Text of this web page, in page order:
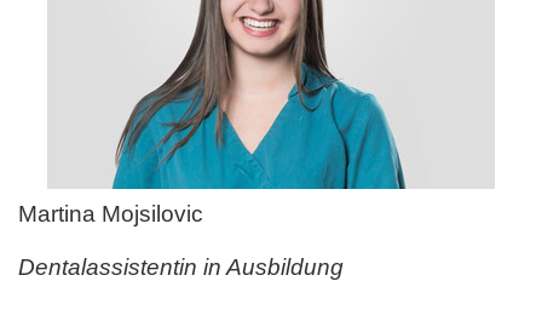
Martina Mojsilovic
Dentalassistentin in Ausbildung